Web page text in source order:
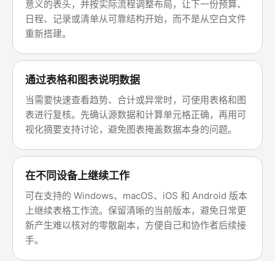
意义的表头，并按实际流程调整布局，让下一份预算、
日程、记录或清单从可靠结构开始，而不是从空白文件
重新搭建。
通过表格和图表说明数据
当需要快速查看趋势、合计或异常时，可使用表格和图
表进行复核。先确认源数据和计算单元格正确，再用可
视化摘要支持讨论，避免图表掩盖数据本身的问题。
在不同设备上继续工作
可在支持的 Windows、macOS、iOS 和 Android 版本
上继续表格工作流。保留清晰的当前版本，避免日常更
新产生难以核对的零散副本，方便自己和协作者后续接
手。